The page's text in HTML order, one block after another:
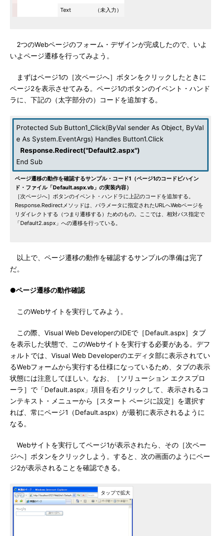
Text
（未入力）
2つのWebページのフォーム・デザインが完成したので、いよ
いよページ遷移を行ってみよう。
まずはページ1の［次ページへ］ボタンをクリックしたときに
ページ2を表示させてみる。ページ1のボタンのイベント・ハンド
ラに、下記の（太字部分の）コードを追加する。
Protected Sub Button1_Click(ByVal sender As Object, ByVal
e As System.EventArgs) Handles Button1.Click
Response.Redirect("Default2.aspx")
End Sub
ページ遷移の動作を確認するサンプル・コード1（ページ1のコードビハイン
ド・ファイル「Default.aspx.vb」の実装内容）
［次ページへ］ボタンのイベント・ハンドラに上記のコードを追加する。
Response.Redirectメソッドは、パラメータに指定されたURLへWebページを
リダイレクトする（つまり遷移する）ためのもの。ここでは、相対パス指定で
「Default2.aspx」への遷移を行っている。
以上で、ページ遷移の動作を確認するサンプルの準備は完了
だ。
●ページ遷移の動作確認
このWebサイトを実行してみよう。
この際、Visual Web DeveloperのIDEで［Default.aspx］タブ
を表示した状態で、このWebサイトを実行する必要がある。デフ
ォルトでは、Visual Web Developerのエディタ部に表示されてい
るWebフォームから実行する仕様になっているため、タブの表示
状態には注意してほしい。なお、［ソリューション エクスプロ
ーラ］で「Default.aspx」項目を右クリックして、表示されるコ
ンテキスト・メニューから［スタート ページに設定］を選択す
れば、常にページ1（Default.aspx）が最初に表示されるように
なる。
Webサイトを実行してページ1が表示されたら、その［次ペー
ジへ］ボタンをクリックしよう。すると、次の画面のようにペー
ジ2が表示されることを確認できる。